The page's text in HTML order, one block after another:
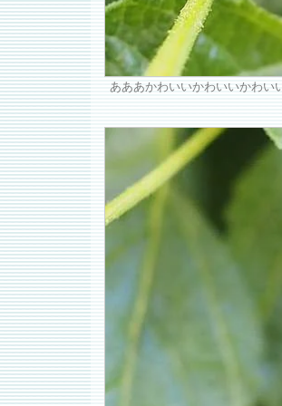
あああかわいいかわいいかわい